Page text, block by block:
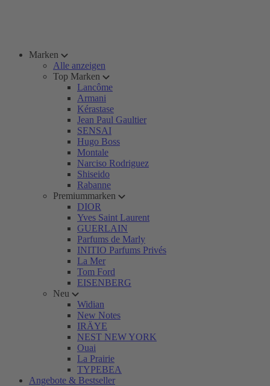
Marken
Alle anzeigen
Top Marken
Lancôme
Armani
Kérastase
Jean Paul Gaultier
SENSAI
Hugo Boss
Montale
Narciso Rodriguez
Shiseido
Rabanne
Premiummarken
DIOR
Yves Saint Laurent
GUERLAIN
Parfums de Marly
INITIO Parfums Privés
La Mer
Tom Ford
EISENBERG
Neu
Widian
New Notes
IRÄYE
NEST NEW YORK
Ouai
La Prairie
TYPEBEA
Angebote & Bestseller